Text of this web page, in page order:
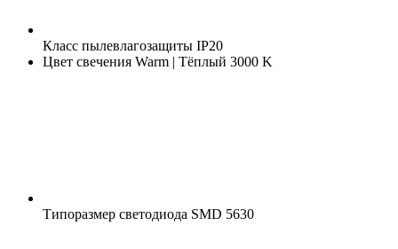
Класс пылевлагозащиты IP20
Цвет свечения Warm | Тёплый 3000 K
Типоразмер светодиода SMD 5630